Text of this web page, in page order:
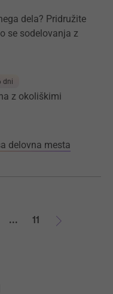
dela? Pridružite
se sodelovanja z
dni
z okoliškimi
delovna mesta
...
11